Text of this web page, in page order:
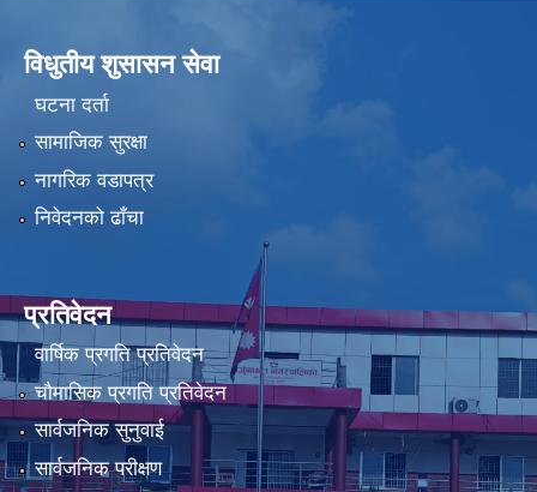
विधुतीय शुसासन सेवा
घटना दर्ता
सामाजिक सुरक्षा
नागरिक वडापत्र
निवेदनको ढाँचा
प्रतिवेदन
वार्षिक प्रगति प्रतिवेदन
चौमासिक प्रगति प्रतिवेदन
सार्वजनिक सुनुवाई
सार्वजनिक परीक्षण